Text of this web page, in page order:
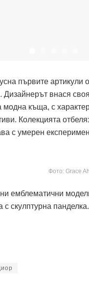
първите
внася
модна къща, с
Колекцията
с умерен
Фото: Grace
емблематични
скулптурна